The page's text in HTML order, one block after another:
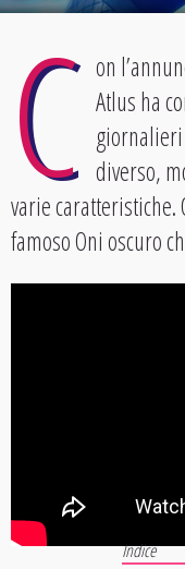
C on
Atlus ha
diverso,
varie caratteristiche.
famoso Oni oscuro